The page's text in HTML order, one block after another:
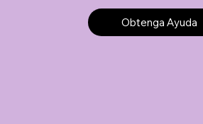
Obtenga Ayuda